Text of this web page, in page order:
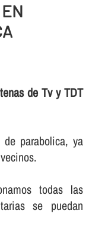
de Tv y TDT
parabolica, ya
todas las
se puedan